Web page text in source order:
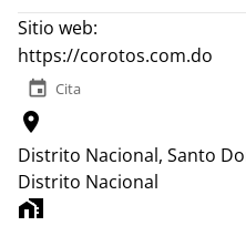
Sitio web:
https://corotos.com.do
event Cita
location_on
Distrito Nacional, Santo
Distrito Nacional
home_work